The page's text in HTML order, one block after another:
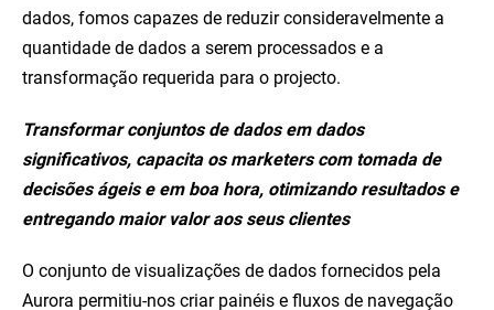
dados, fomos capazes de reduzir consideravelmente a
quantidade de dados a serem processados e a
transformação requerida para o projecto.
Transformar conjuntos de dados em dados
significativos, capacita os marketers com tomada de
decisões ágeis e em boa hora, otimizando resultados e
entregando maior valor aos seus clientes
O conjunto de visualizações de dados fornecidos pela
Aurora permitiu-nos criar painéis e fluxos de navegação